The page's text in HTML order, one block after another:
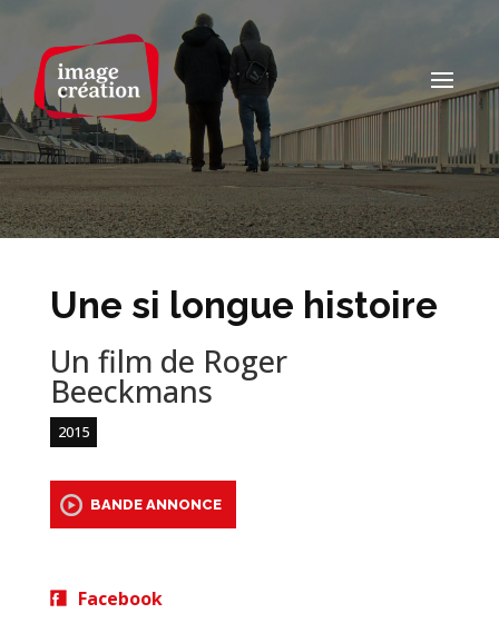
Une si longue histoire
Un film de Roger
Beeckmans
2015
BANDE ANNONCE
Facebook